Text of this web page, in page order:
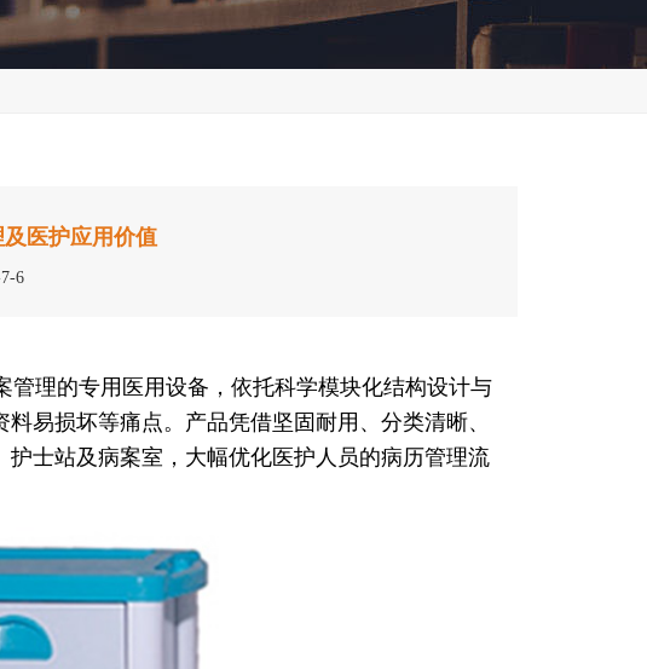
医护应用价值
6
理的专用医用设备，依托科学模块化结构设计与
易损坏等痛点。产品凭借坚固耐用、分类清晰、
士站及病案室，大幅优化医护人员的病历管理流